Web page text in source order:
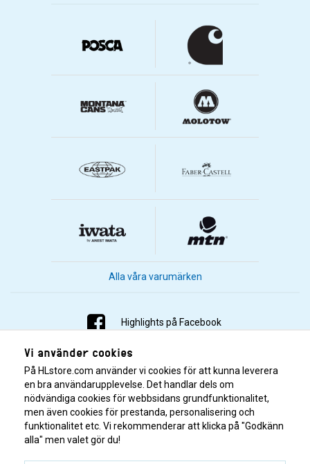
Alla våra varumärken
Highlights på Facebook
Highlights på Instagram
Highlights på Youtube
Highlights på Tiktok
Vi använder cookies
På HLstore.com använder vi cookies för att kunna leverera
en bra användarupplevelse. Det handlar dels om
nödvändiga cookies för webbsidans grundfunktionalitet,
men även cookies för prestanda, personalisering och
funktionalitet etc. Vi rekommenderar att klicka på "Godkänn
alla" men valet gör du!